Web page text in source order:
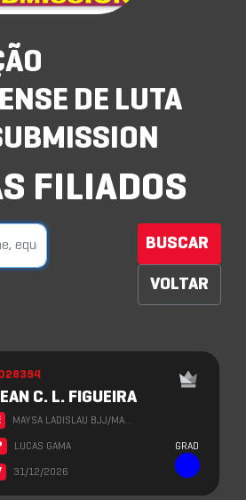
DE LUTA
FILIADOS
BUSCAR
VOLTAR
C. L. FIGUEIRA
MAYSA LADISLAU BJJ/MA…
LUCAS GAMA
31/12/2026
GRAD